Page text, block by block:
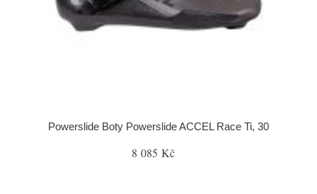
Powerslide Boty Powerslide ACCEL Race Ti, 30
8 085 Kč